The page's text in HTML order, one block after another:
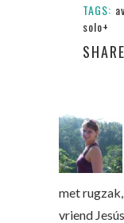
TAGS:
solo+
met
vriend